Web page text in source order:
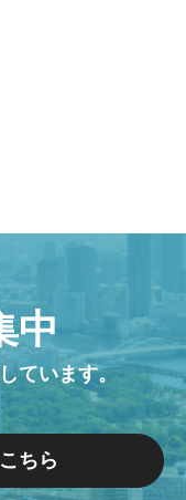
中
ています。
ちら